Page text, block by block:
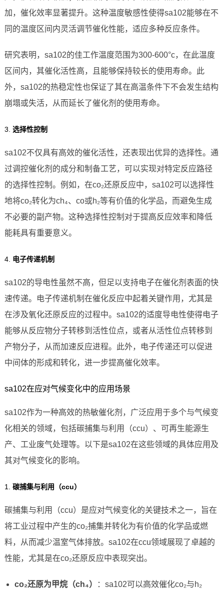
加，催化效率显著提升。这种温度敏感性使得sa102能够在不
同的温度区间内灵活调节催化性能，适应多种反应条件。
研究表明，sa102的佳工作温度范围为300-600°c，在此温度
区间内，其催化活性高，且能够保持较长的使用寿命。此
外，sa102的热稳定性也保证了其在高温条件下不会发生结构
崩塌或失活，从而延长了催化剂的使用寿命。
3. 选择性控制
sa102不仅具有高效的催化活性，还表现出优异的选择性。通
过调控催化剂的成分和制备工艺，可以实现对特定反应路径
的选择性控制。例如，在co₂还原反应中，sa102可以选择性
地将co₂转化为ch₄、co或h₂等有价值的化学品，而避免生成
不必要的副产物。这种选择性控制对于提高反应效率和降低
能耗具有重要意义。
4. 电子传递机制
sa102的导电性虽然不高，但足以支持电子在催化剂表面的快
速传递。电子传递机制在催化反应中起着关键作用，尤其是
在涉及氧化还原反应的过程中。sa102的适度导电性使得电子
能够从反应物分子转移到活性位点，或者从活性位点转移到
产物分子，从而加速反应进程。此外，电子传递还可以促进
中间体的形成和转化，进一步提高催化效率。
sa102在应对气候变化中的应用场景
sa102作为一种高效的热敏催化剂，广泛应用于多个与气候变
化相关的领域，包括碳捕集与利用（ccu）、可再生能源生
产、工业废气处理等。以下是sa102在这些领域的具体应用及
其对气候变化的影响。
1. 碳捕集与利用（ccu）
碳捕集与利用（ccu）是应对气候变化的关键技术之一，旨在
将工业过程中产生的co₂捕集并转化为有价值的化学品或燃
料，从而减少温室气体排放。sa102在ccu领域展现了卓越的
性能，尤其是在co₂还原反应中表现突出。
co₂还原为甲烷（ch₄）
：sa102可以高效催化co₂与h₂